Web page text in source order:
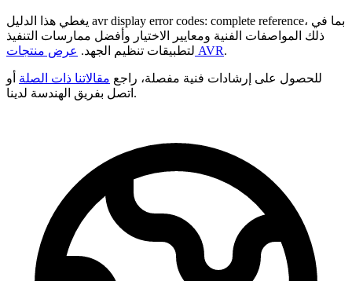
يغطي هذا الدليل avr display error codes: complete reference، بما في
ذلك المواصفات الفنية ومعايير الاختيار وأفضل ممارسات التنفيذ
لتطبيقات تنظيم الجهد. عرض منتجات AVR.
للحصول على إرشادات فنية مفصلة، راجع مقالاتنا ذات الصلة أو
اتصل بفريق الهندسة لدينا.